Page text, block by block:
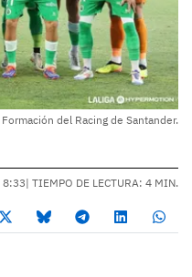
Formación del Racing de Santander.
8:33| TIEMPO DE LECTURA: 4 MIN.